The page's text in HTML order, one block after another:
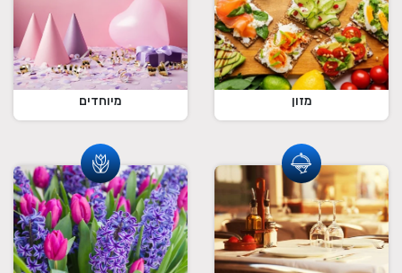
מזון מיוחדים